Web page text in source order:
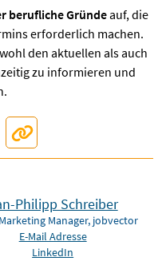
berufliche Gründeauf, die
erforderlich machen.
den aktuellen als auch
zu informieren und
Philipp Schreiber
Manager, jobvector
E-Mail Adresse
LinkedIn